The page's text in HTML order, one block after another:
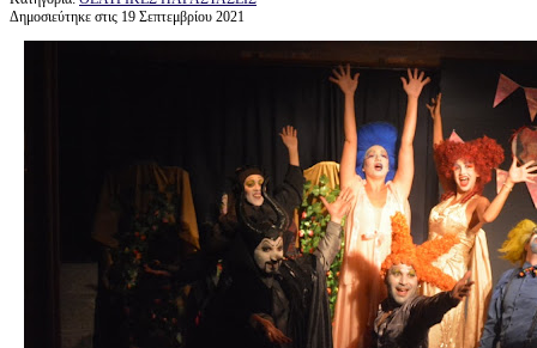
Δημοσιεύτηκε στις 19 Σεπτεμβρίου 2021